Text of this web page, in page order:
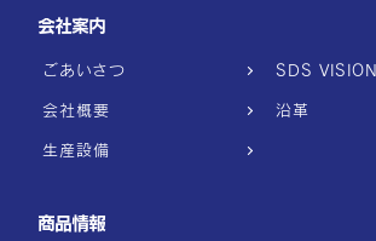
会社案内
ごあいさつ SDS VISION
会社概要 沿革
生産設備
商品情報